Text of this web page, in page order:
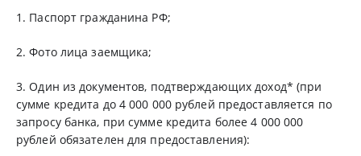
1. Паспорт гражданина РФ;
2. Фото лица заемщика;
3. Один из документов, подтверждающих доход* (при
сумме кредита до 4 000 000 рублей предоставляется по
запросу банка, при сумме кредита более 4 000 000
рублей обязателен для предоставления):